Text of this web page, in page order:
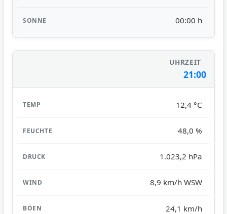
00:00 h
21:00
12,4 °C
48,0 %
1.023,2 hPa
8,9 km/h WSW
24,1 km/h